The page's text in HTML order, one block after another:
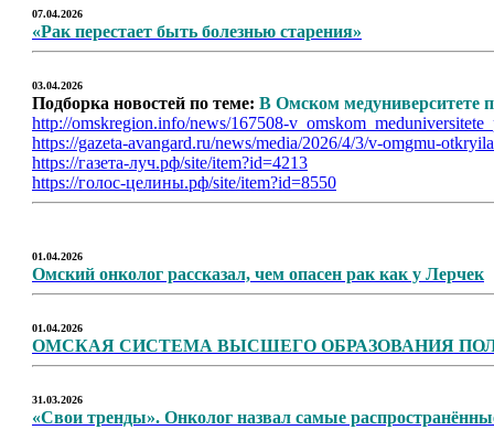
07.04.2026
«Рак перестает быть болезнью старения»
03.04.2026
Подборка новостей по теме: В Омском медуниверситете
http://omskregion.info/news/167508-
https://gazeta-avangard.ru/news/media/2026/4/3/v-omgmu-
https://газета-луч.рф/site/item?id=4213
https://голос-целины.рф/site/item?id=8550
01.04.2026
Омский онколог рассказал, чем опасен рак как у Лерчек
01.04.2026
ОМСКАЯ СИСТЕМА ВЫСШЕГО ОБРАЗОВАНИЯ
31.03.2026
«Свои тренды». Онколог назвал самые